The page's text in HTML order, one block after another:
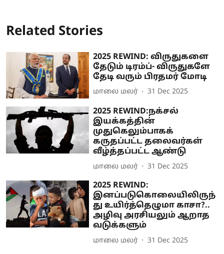
Related Stories
2025 REWIND: விருதுகளை
தேடும் டிரம்ப்- விருதுகளே
தேடி வரும் பிரதமர் மோடி
மாலை மலர் 31 Dec 2025
2025 REWIND:நக்சல்
இயக்கத்தின்
முதுகெலும்பாகக்
கருதப்பட்ட தலைவர்கள்
வீழ்த்தப்பட்ட ஆண்டு
மாலை மலர் 31 Dec 2025
2025 REWIND:
இனப்படுகொலையிலிருந்
து உயிர்த்தெழுமா காசா?..
அழிவு அரசியலும் ஆறாத
வடுக்களும்
மாலை மலர் 31 Dec 2025